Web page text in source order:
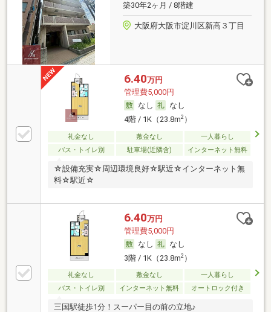
築30年2ヶ月 / 8階建
大阪府大阪市淀川区新高３丁目
6.40万円
管理費5,000円
なし
なし
4階 / 1K（23.8m2）
礼金なし 敷金なし
一人暮らし
バス・トイレ別
駐車場(近隣含) インターネット無料
☆設備充実☆周辺環境良好☆駅近☆インターネット無
料☆駅近☆
6.40万円
管理費5,000円
なし
なし
3階 / 1K（23.8m2）
礼金なし 敷金なし
一人暮らし
バス・トイレ別
インターネット無料 オートロック付き
三国駅徒歩1分！スーパー目の前の立地♪